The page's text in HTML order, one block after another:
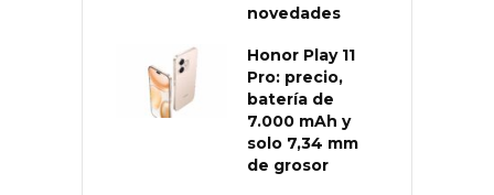
novedades
Honor Play 11
Pro: precio,
batería de
7.000 mAh y
solo 7,34 mm
de grosor